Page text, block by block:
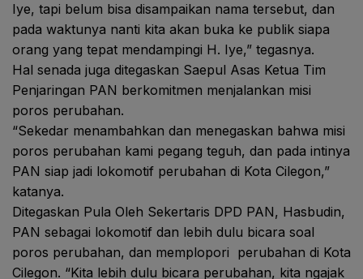
Iye, tapi belum bisa disampaikan nama tersebut, dan
pada waktunya nanti kita akan buka ke publik siapa
orang yang tepat mendampingi H. Iye,” tegasnya.
Hal senada juga ditegaskan Saepul Asas Ketua Tim
Penjaringan PAN berkomitmen menjalankan misi
poros perubahan.
“Sekedar menambahkan dan menegaskan bahwa misi
poros perubahan kami pegang teguh, dan pada intinya
PAN siap jadi lokomotif perubahan di Kota Cilegon,”
katanya.
Ditegaskan Pula Oleh Sekertaris DPD PAN, Hasbudin,
PAN sebagai lokomotif dan lebih dulu bicara soal
poros perubahan, dan memplopori perubahan di Kota
Cilegon. “Kita lebih dulu bicara perubahan, kita ngajak